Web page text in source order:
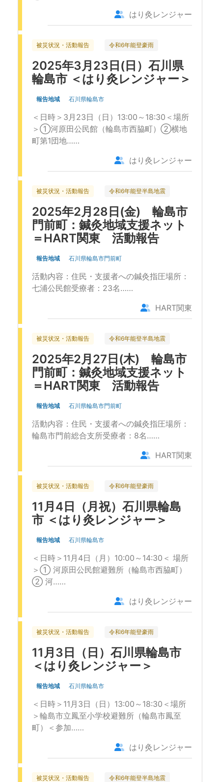
はり灸レンジャー
被災状況・活動報告 令和6年能登豪雨
2025年3月23日(日）石川県
輪島市 ＜はり灸レンジャー＞
報告地域 石川県輪島市
＜日時＞3月23日（日）13:00～18:30＜場所
＞①河原田公民館（輪島市西脇町）②横地
町第1団地……
はり灸レンジャー
被災状況・活動報告 令和6年能登半島地震
2025年2月28日(金) 輪島市
門前町：鍼灸地域支援ネット
＝HART関東 活動報告
報告地域 石川県輪島市門前町
活動内容：住民・支援者への鍼灸指圧場所：
七浦公民館受療者：23名……
HART関東
被災状況・活動報告 令和6年能登半島地震
2025年2月27日(木) 輪島市
門前町：鍼灸地域支援ネット
＝HART関東 活動報告
報告地域 石川県輪島市門前町
活動内容：住民・支援者への鍼灸指圧場所：
輪島市門前総合支所受療者：8名……
HART関東
被災状況・活動報告 令和6年能登豪雨
11月4日（月祝）石川県輪島
市 ＜はり灸レンジャー＞
報告地域 石川県輪島市
＜日時＞11月4日（月）10:00～14:30＜ 場所
＞① 河原田公民館避難所（輪島市西脇町）
② 河……
はり灸レンジャー
被災状況・活動報告 令和6年能登豪雨
11月3日（日）石川県輪島市
＜はり灸レンジャー＞
報告地域 石川県輪島市
＜日時＞11月3日（日）13:00～18:30＜場所
＞輪島市立鳳至小学校避難所（輪島市鳳至
町）＜参加……
はり灸レンジャー
被災状況・活動報告 令和6年能登半島地震